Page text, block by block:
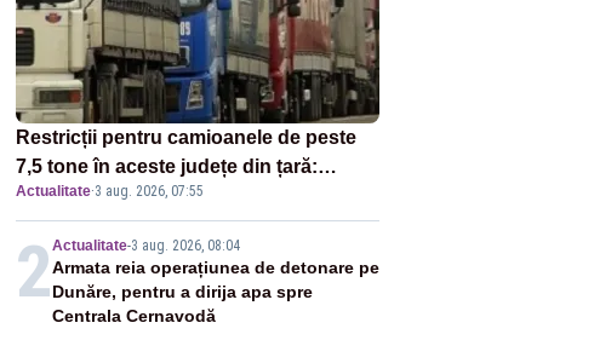
Restricții pentru camioanele de peste
7,5 tone în aceste județe din țară:
circulația este interzisă luni, între orele
12:00 și 20:00
Actualitate·3 aug. 2026, 07:55
2Actualitate-3 aug. 2026, 08:04
Armata reia operațiunea de detonare pe
Dunăre, pentru a dirija apa spre
Centrala Cernavodă